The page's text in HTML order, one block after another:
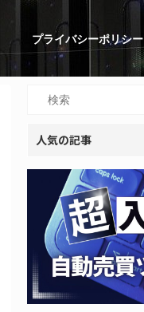
プライバシーポリシー
人気の記事